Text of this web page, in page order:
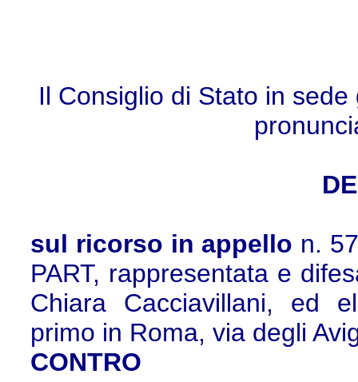
Il Consiglio di Stato in
sul ricorso in appello n.
PART, rappresentata e
Chiara Cacciavillani, ed
primo in Roma, via degli
CONTRO